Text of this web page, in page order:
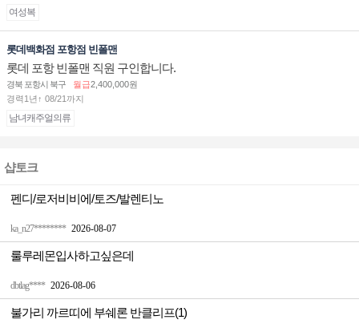
여성복
롯데백화점 포항점 빈폴맨
롯데 포항 빈폴맨 직원 구인합니다.
경북 포항시 북구 월급2,400,000원
경력1년↑ 08/21까지
남녀캐주얼의류
샵토크
ka_n27******** 2026-08-07
펜디/로저비비에/토즈/발렌티노
dbtlag**** 2026-08-06
룰루레몬입사하고싶은데
불가리 까르띠에 부쉐론 반클리프(1)